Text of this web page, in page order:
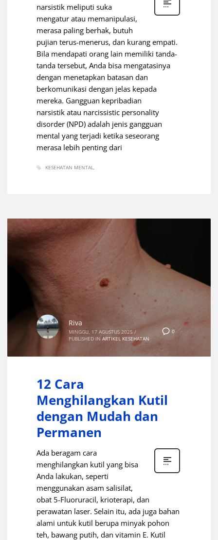
narsistik meliputi suka
mengatur atau memanipulasi,
merasa paling berhak, butuh
pujian terus-menerus, dan kurang empati.
Bila mendapati orang lain memiliki tanda-
tanda tersebut, Anda bisa mengatasinya
dengan menetapkan batasan dan
berkomunikasi dengan jelas kepada
mereka. Gangguan kepribadian
narsistik atau narcissistic personality
disorder (NPD) adalah jenis gangguan
mental yang terjadi ketika seseorang
merasa lebih penting dari
KESEHATAN MENTAL
0
Riva
MINGGU, 17 AGUSTUS 2025 /
PUBLISHED IN ARTIKEL KESEHATAN
12 Cara
Menghilangkan Kutil
dengan Mudah dan
Permanen
Ada beragam cara
menghilangkan kutil yang bisa
Anda lakukan, seperti
menggunakan asam salisilat,
obat 5-Fluoruracil, krioterapi, dan
perawatan laser. Selain itu, ada juga bahan
alami untuk kutil berupa minyak pohon
teh, bawang putih, dan vitamin E. Kutil